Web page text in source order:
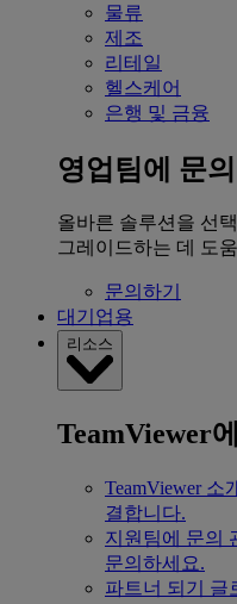
물류
제조
리테일
헬스케어
은행 및 금융
영업팀에 문의
올바른 솔루션을 선
그레이드하는 데 도
문의하기
대기업용
리소스
TeamViewer
TeamViewer 소
결합니다.
지원팀에 문의
문의하세요.
파트너 되기
글